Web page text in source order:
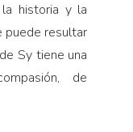
historia y la
puede resultar
Sy tiene una
de